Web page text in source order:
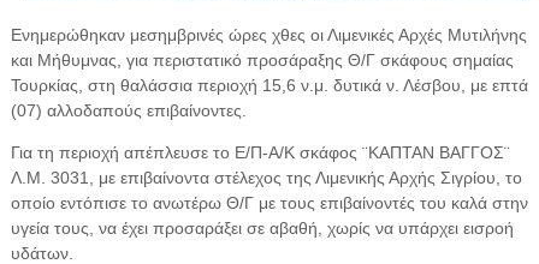
Ενημερώθηκαν μεσημβρινές ώρες χθες οι Λιμενικές Αρχές Μυτιλήνης
και Μήθυμνας, για περιστατικό προσάραξης Θ/Γ σκάφους σημαίας
Τουρκίας, στη θαλάσσια περιοχή 15,6 ν.μ. δυτικά ν. Λέσβου, με επτά
(07) αλλοδαπούς επιβαίνοντες.
Για τη περιοχή απέπλευσε το Ε/Π-Α/Κ σκάφος ¨ΚΑΠΤΑΝ ΒΑΓΓΟΣ¨
Λ.Μ. 3031, με επιβαίνοντα στέλεχος της Λιμενικής Αρχής Σιγρίου, το
οποίο εντόπισε το ανωτέρω Θ/Γ με τους επιβαίνοντές του καλά στην
υγεία τους, να έχει προσαράξει σε αβαθή, χωρίς να υπάρχει εισροή
υδάτων.